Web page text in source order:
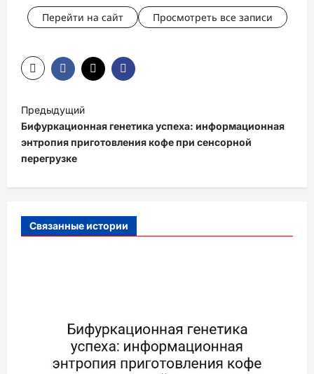
Перейти на сайт Просмотреть все записи
а
в
и
г
ц
Предыдущий
Бифуркационная генетика успеха: информационная
энтропия приготовления кофе при сенсорной
перегрузке
Связанные истории